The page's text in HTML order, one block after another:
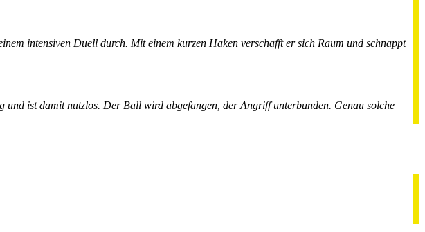
intensiven Duell durch. Mit einem kurzen Haken verschafft er sich Raum und schnappt
und ist damit nutzlos. Der Ball wird abgefangen, der Angriff unterbunden. Genau solche